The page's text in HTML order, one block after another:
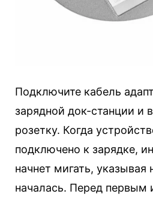
Подключите кабель
зарядной док-станции и
розетку. Когда
подключено к зарядке,
начнет мигать, указывая
началась. Перед первым